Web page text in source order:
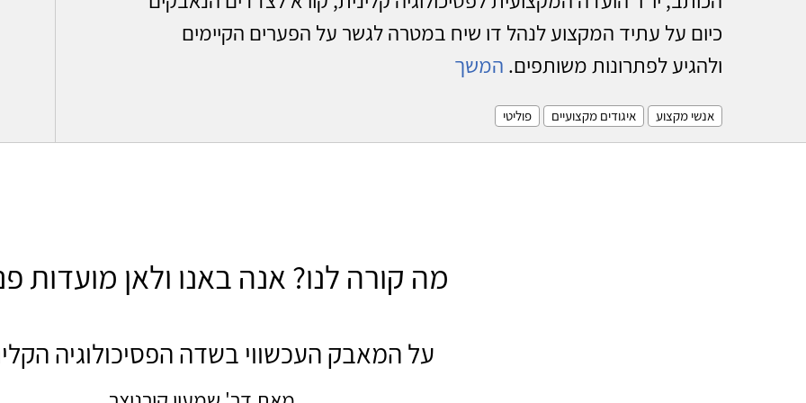
כיום על עתיד המקצוע לנהל דו שיח במטרה לגשר על הפערים הקיימים
ולהגיע לפתרונות משותפים. המשך
אנשי מקצוע איגודים מקצועיים פוליטי
מה קורה לנו? אנה באנו ולאן מועדות
על המאבק העכשווי בשדה הפסיכולוגיה